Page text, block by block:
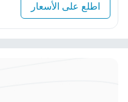
اطلع على الأسعار